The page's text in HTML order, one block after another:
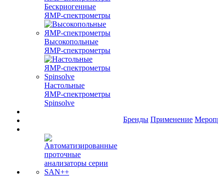
Бескриогенные
ЯМР‑спектрометры
Высокопольные
ЯМР‑спектрометры
Настольные
ЯМР‑спектрометры
Spinsolve
Бренды Применение